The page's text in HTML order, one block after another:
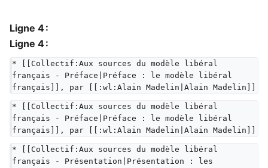
Ligne 4 :
Ligne 4 :
* [[Collectif:Aux sources du modèle libéral
français - Préface|Préface : le modèle libéral
français]], par [[:wl:Alain Madelin|Alain Madelin]]
* [[Collectif:Aux sources du modèle libéral
français - Préface|Préface : le modèle libéral
français]], par [[:wl:Alain Madelin|Alain Madelin]]
* [[Collectif:Aux sources du modèle libéral
français - Présentation|Présentation : les